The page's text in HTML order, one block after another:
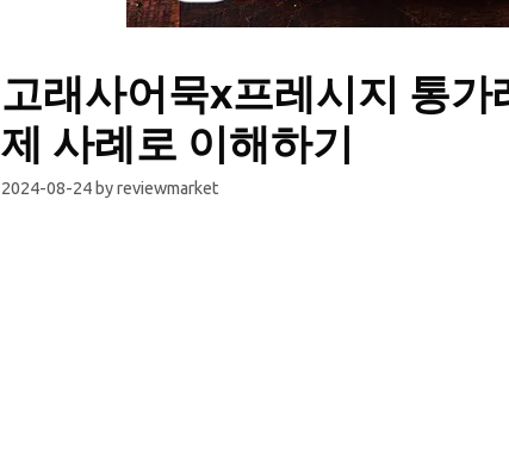
고래사어묵x프레시지 통가
제 사례로 이해하기
2024-08-24 byreviewmarket